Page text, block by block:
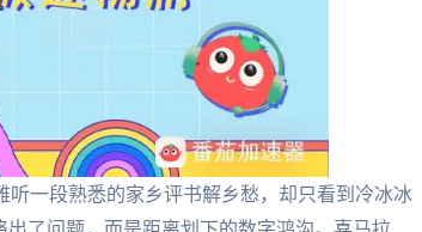
一段熟悉的家乡评书解乡愁，却只看到冷冰冰